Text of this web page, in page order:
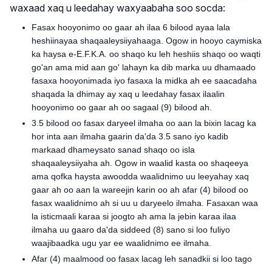
waxaad xaq u leedahay waxyaabaha soo socda:
Fasax hooyonimo oo gaar ah ilaa 6 bilood ayaa lala
heshiinayaa shaqaaleysiiyahaaga. Ogow in hooyo caymiska
ka haysa e-E.F.K.A. oo shaqo ku leh heshiis shaqo oo waqti
go'an ama mid aan go' lahayn ka dib marka uu dhamaado
fasaxa hooyonimada iyo fasaxa la midka ah ee saacadaha
shaqada la dhimay ay xaq u leedahay fasax ilaalin
hooyonimo oo gaar ah oo sagaal (9) bilood ah.
3.5 bilood oo fasax daryeel ilmaha oo aan la bixin lacag ka
hor inta aan ilmaha gaarin da'da 3.5 sano iyo kadib
markaad dhameysato sanad shaqo oo isla
shaqaaleysiiyaha ah. Ogow in waalid kasta oo shaqeeya
ama qofka haysta awoodda waalidnimo uu leeyahay xaq
gaar ah oo aan la wareejin karin oo ah afar (4) bilood oo
fasax waalidnimo ah si uu u daryeelo ilmaha. Fasaxan waa
la isticmaali karaa si joogto ah ama la jebin karaa ilaa
ilmaha uu gaaro da'da siddeed (8) sano si loo fuliyo
waajibaadka ugu yar ee waalidnimo ee ilmaha.
Afar (4) maalmood oo fasax lacag leh sanadkii si loo tago